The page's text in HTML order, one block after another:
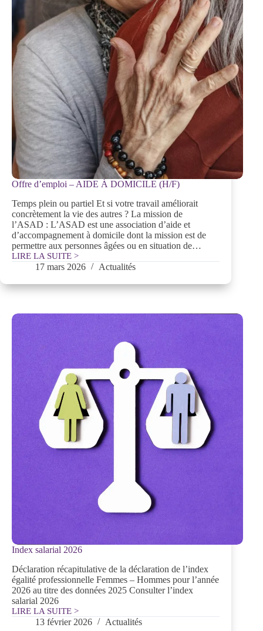
Offre d’emploi – AIDE À DOMICILE (H/F)
Temps plein ou partiel Et si votre travail améliorait
concrètement la vie des autres ? La mission de
l’ASAD : L’ASAD est une association d’aide et
d’accompagnement à domicile dont la mission est de
permettre aux personnes âgées ou en situation de…
LIRE LA SUITE >
Offre
d’emploi
AIDE
(H/F)
17 mars 2026 Actualités
Index salarial 2026
Déclaration récapitulative de la déclaration de l’index
égalité professionnelle Femmes – Hommes pour l’année
2026 au titre des données 2025 Consulter l’index
salarial 2026
LIRE LA SUITE >
Index
salarial13 février 2026 Actualités